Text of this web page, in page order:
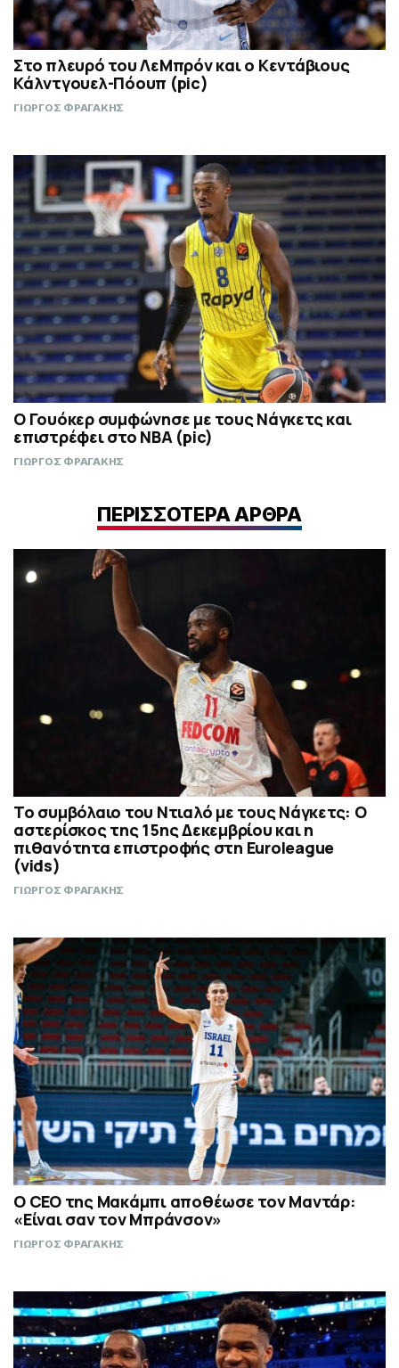
Στο πλευρό του ΛεΜπρόν και ο Κεντάβιους
Κάλντγουελ-Πόουπ (pic)
ΓΙΩΡΓΟΣ ΦΡΑΓΑΚΗΣ
Ο Γουόκερ συμφώνησε με τους Νάγκετς και
επιστρέφει στο NBA (pic)
ΓΙΩΡΓΟΣ ΦΡΑΓΑΚΗΣ
ΠΕΡΙΣΣΟΤΕΡΑ ΑΡΘΡΑ
Το συμβόλαιο του Ντιαλό με τους Νάγκετς: Ο
αστερίσκος της 15ης Δεκεμβρίου και η
πιθανότητα επιστροφής στη Euroleague
(vids)
ΓΙΩΡΓΟΣ ΦΡΑΓΑΚΗΣ
Ο CEO της Μακάμπι αποθέωσε τον Μαντάρ:
«Είναι σαν τον Μπράνσον»
ΓΙΩΡΓΟΣ ΦΡΑΓΑΚΗΣ